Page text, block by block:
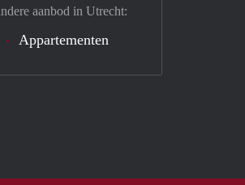
aanbod in Utrecht:
Appartementen